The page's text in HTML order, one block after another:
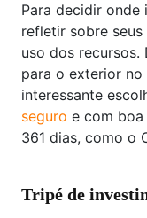
Para decidir
refletir sobre
uso dos recursos.
para o exterior
interessante
seguro e com
361 dias, como o
Tripé de